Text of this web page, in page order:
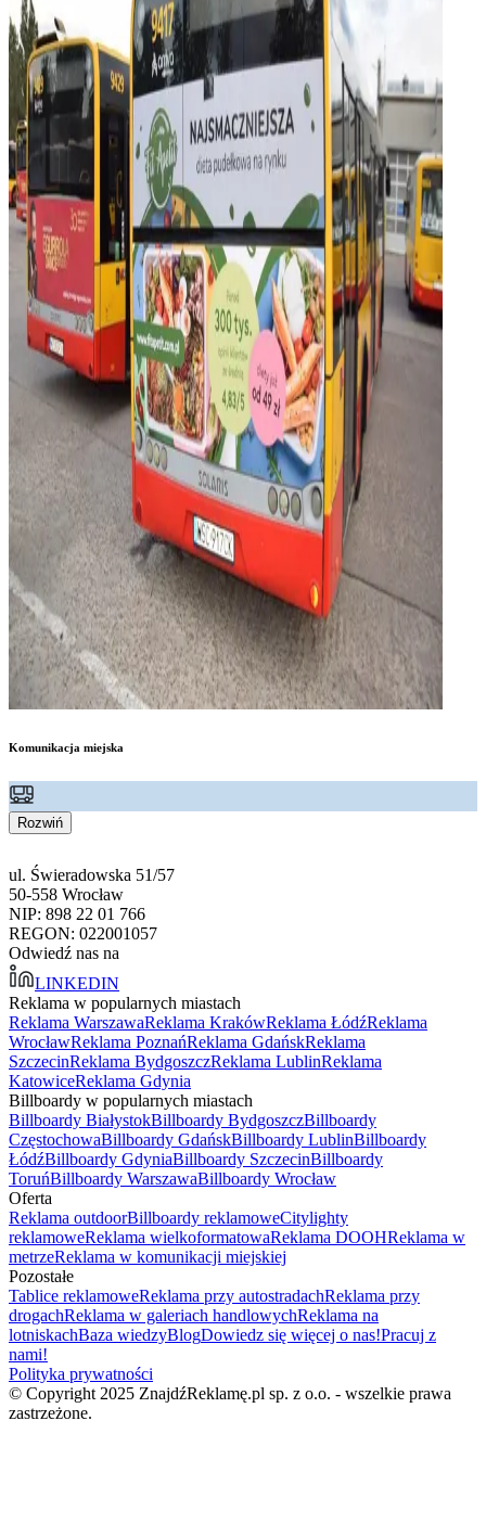
Komunikacja miejska
Rozwiń
ul. Świeradowska 51/57
50-558 Wrocław
NIP: 898 22 01 766
REGON: 022001057
Odwiedź nas na
LINKEDIN
Reklama w popularnych miastach
Reklama WarszawaReklama KrakówReklama ŁódźReklama
WrocławReklama PoznańReklama GdańskReklama
SzczecinReklama BydgoszczReklama LublinReklama
KatowiceReklama Gdynia
Billboardy w popularnych miastach
Billboardy BiałystokBillboardy BydgoszczBillboardy
CzęstochowaBillboardy GdańskBillboardy LublinBillboardy
ŁódźBillboardy GdyniaBillboardy SzczecinBillboardy
ToruńBillboardy WarszawaBillboardy Wrocław
Oferta
Reklama outdoorBillboardy reklamoweCitylighty
reklamoweReklama wielkoformatowaReklama DOOHReklama w
metrzeReklama w komunikacji miejskiej
Pozostałe
Tablice reklamoweReklama przy autostradachReklama przy
drogachReklama w galeriach handlowychReklama na
lotniskachBaza wiedzyBlogDowiedz się więcej o nas!Pracuj z
nami!
Polityka prywatności
© Copyright 2025 ZnajdźReklamę.pl sp. z o.o. - wszelkie prawa
zastrzeżone.